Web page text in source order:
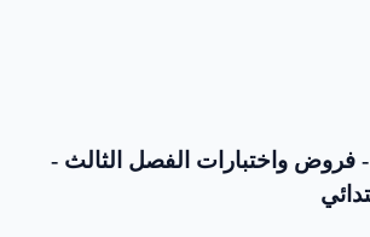
الموضوع رقم 56 - فروض واختبارات الفصل الثالث -